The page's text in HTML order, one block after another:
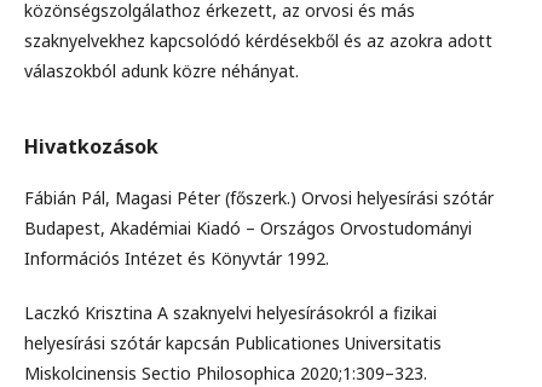
közönségszolgálathoz érkezett, az orvosi és más
szaknyelvekhez kapcsolódó kérdésekből és az azokra adott
válaszokból adunk közre néhányat.
Hivatkozások
Fábián Pál, Magasi Péter (főszerk.) Orvosi helyesírási szótár
Budapest, Akadémiai Kiadó – Országos Orvostudományi
Információs Intézet és Könyvtár 1992.
Laczkó Krisztina A szaknyelvi helyesírásokról a fizikai
helyesírási szótár kapcsán Publicationes Universitatis
Miskolcinensis Sectio Philosophica 2020;1:309–323.